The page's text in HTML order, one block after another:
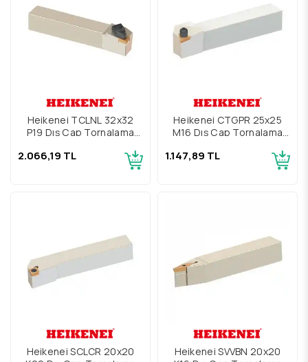
Heikenei TCLNL 32x32
P19 Dış Çap Tornalama
2.066,19 TL
Heikenei CTGPR 25x25
M16 Dış Çap Tornalama
1.147,89 TL
Heikenei SCLCR 20x20
Heikenei SVVBN 20x20